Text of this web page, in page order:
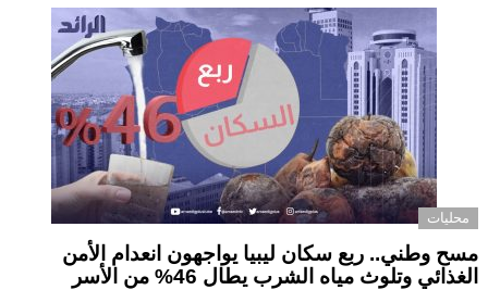
محليات
مسح وطني.. ربع سكان ليبيا يواجهون انعدام الأمن
الغذائي وتلوث مياه الشرب يطال 46% من الأسر